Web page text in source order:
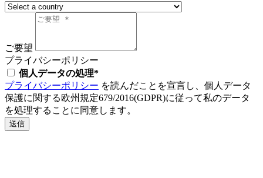
ご要望
プライバシーポリシー
個人データの処理*
プライバシーポリシー を読んだことを宣言し、個人データ
保護に関する欧州規定679/2016(GDPR)に従って私のデータ
を処理することに同意します。
送信